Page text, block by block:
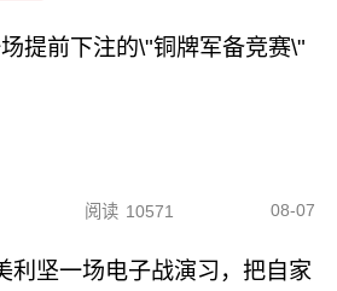
提前下注的\"铜牌军备竞赛\"
阅读 10571 08-07
利坚一场电子战演习，把自家